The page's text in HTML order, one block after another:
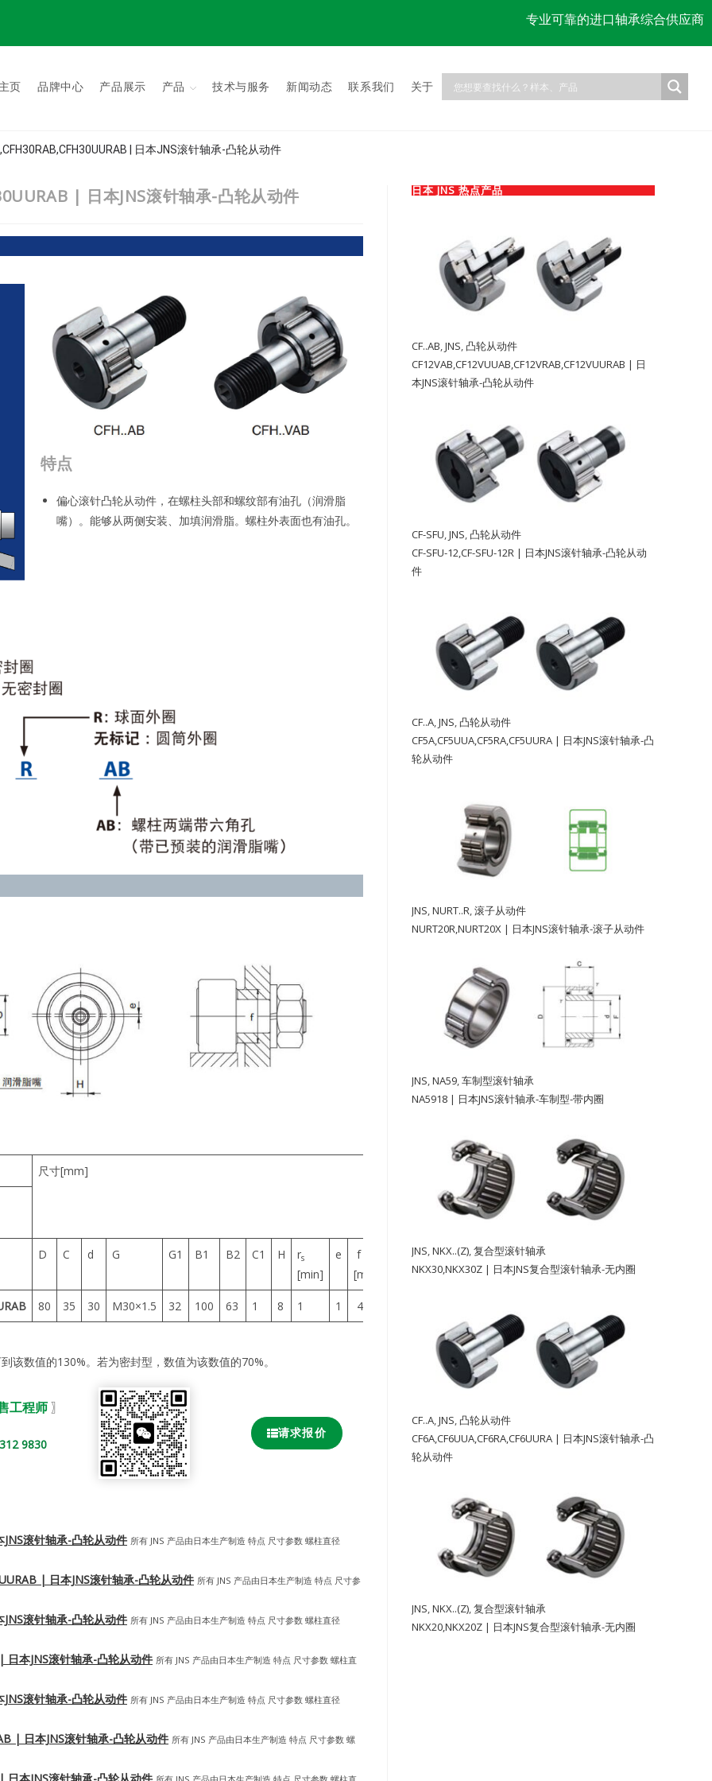
专业可靠的进口轴承综合供应商
页 品牌中心 产品展示 产品 技术与服务 新闻动态 联系我们 关于
| 日本JNS滚针轴承-凸轮从动件
| 日本JNS滚针轴承-凸轮从动件
特点
偏心滚针凸轮从动件，在螺柱头部和螺纹部有油孔（润滑脂
嘴）。能够从两侧安装、加填润滑脂。螺柱外表面也有油孔。
尺寸[mm]
D C d G G1 B1 B2 C1 H rs
[min]
e
f
[min]
[rpm] ≈[g]
80 35 30 M30×1.5 32 100 63 1 8 1 1 46
数值的130%。若为密封型，数值为该数值的70%。
工程师〗
9830
请求报价
滚针轴承-凸轮从动件 所有 JNS 产品由日本生产制造 特点 尺寸参数 螺柱直径
| 日本JNS滚针轴承-凸轮从动件 所有 JNS 产品由日本生产制造 特点 尺寸参
滚针轴承-凸轮从动件 所有 JNS 产品由日本生产制造 特点 尺寸参数 螺柱直径
日本JNS滚针轴承-凸轮从动件 所有 JNS 产品由日本生产制造 特点 尺寸参数 螺柱直
滚针轴承-凸轮从动件 所有 JNS 产品由日本生产制造 特点 尺寸参数 螺柱直径
| 日本JNS滚针轴承-凸轮从动件 所有 JNS 产品由日本生产制造 特点 尺寸参数 螺
日本 JNS 热点产品
CF..AB,JNS, 凸轮从动件
CF12VAB,CF12VUUAB,CF12VRAB,CF12VUURAB | 日
本JNS滚针轴承-凸轮从动件
CF-SFU JNS 凸轮从动件
CF-SFU-12,CF-SFU-12R | 日本JNS滚针轴承-凸轮从动
件
CF..A,JNS, 凸轮从动件
CF5A,CF5UUA,CF5RA,CF5UURA | 日本JNS滚针轴承-凸
轮从动件
JNS,NURT..R,滚子从动件
NURT20R,NURT20X | 日本JNS滚针轴承-滚子从动件
JNS,NA59,车制型滚针轴承
NA5918 | 日本JNS滚针轴承-车制型-带内圈
JNS,NKX..(Z),复合型滚针轴承
NKX30,NKX30Z | 日本JNS复合型滚针轴承-无内圈
CF..A,JNS, 凸轮从动件
CF6A,CF6UUA,CF6RA,CF6UURA | 日本JNS滚针轴承-凸
轮从动件
JNS,NKX..(Z),复合型滚针轴承
NKX20,NKX20Z | 日本JNS复合型滚针轴承-无内圈